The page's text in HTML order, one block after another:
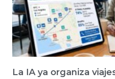
La IA ya organiza